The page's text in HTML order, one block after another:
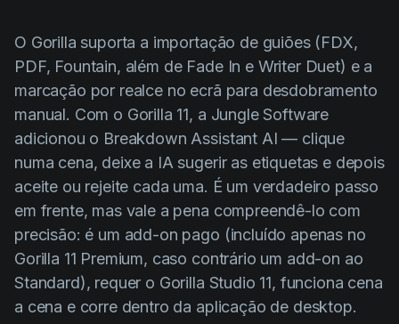
O Gorilla suporta a importação de guiões (FDX,
PDF, Fountain, além de Fade In e Writer Duet) e a
marcação por realce no ecrã para desdobramento
manual. Com o Gorilla 11, a Jungle Software
adicionou o Breakdown Assistant AI — clique
numa cena, deixe a IA sugerir as etiquetas e depois
aceite ou rejeite cada uma. É um verdadeiro passo
em frente, mas vale a pena compreendê-lo com
precisão: é um add-on pago (incluído apenas no
Gorilla 11 Premium, caso contrário um add-on ao
Standard), requer o Gorilla Studio 11, funciona cena
a cena e corre dentro da aplicação de desktop.